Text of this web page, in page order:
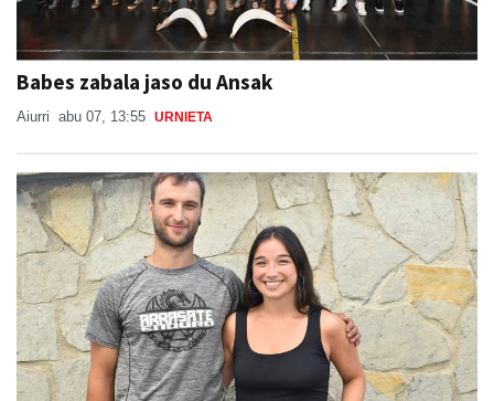
Babes zabala jaso du Ansak
Aiurri abu 07, 13:55 URNIETA